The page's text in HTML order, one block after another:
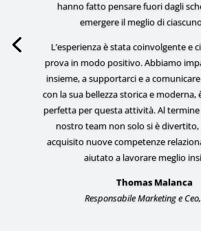
hanno fatto pensare fuori dagli
emergere il meglio di
L’esperienza è stata coinvolgente e
prova in modo positivo. Abbiamo
insieme, a supportarci e a
con la sua bellezza storica e moderna,
perfetta per questa attività. Al
nostro team non solo si è divertito,
acquisito nuove competenze
aiutato a lavorare meglio
Thomas Malanca
Responsabile Marketing e